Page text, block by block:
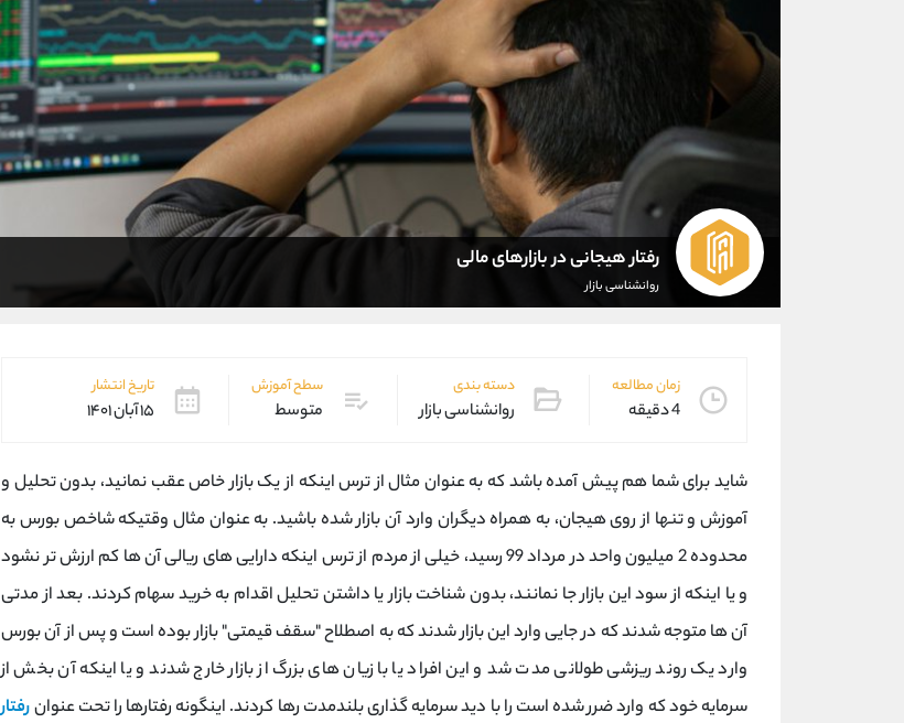
رفتار هیجانی در بازارهای مالی
روانشناسی بازار
زمان مطالعه
4 دقیقه
دسته بندی
روانشناسی بازار
سطح آموزش
متوسط
تاریخ انتشار
۱۵ آبان ۱۴۰۱
شاید برای شما هم پیش آمده باشد که به عنوان مثال از ترس اینکه از یک بازار خاص عقب نمانید، بدون تحلیل و
آموزش و تنها از روی هیجان، به همراه دیگران وارد آن بازار شده باشید. به عنوان مثال وقتیکه شاخص بورس به
محدوده 2 میلیون واحد در مرداد 99 رسید، خیلی از مردم از ترس اینکه دارایی های ریالی آن ها کم ارزش تر نشود
و یا اینکه از سود این بازار جا نمانند، بدون شناخت بازار یا داشتن تحلیل اقدام به خرید سهام کردند. بعد از مدتی
آن ها متوجه شدند که در جایی وارد این بازار شدند که به اصطلاح "سقف قیمتی" بازار بوده است و پس از آن بورس
وارد یک روند ریزشی طولانی مدت شد و این افراد یا با زیان های بزرگ از بازار خارج شدند و یا اینکه آن بخش از
سرمایه خود که وارد ضرر شده است را با دید سرمایه گذاری بلندمدت رها کردند. اینگونه رفتارها را تحت عنوانرفتار